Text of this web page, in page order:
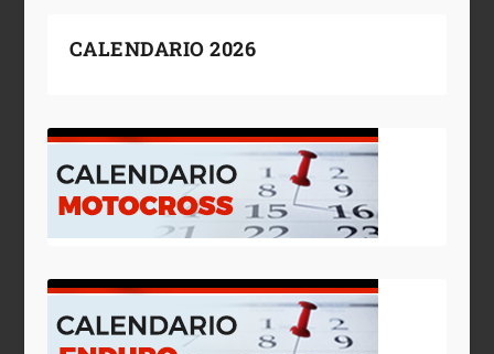
CALENDARIO 2026